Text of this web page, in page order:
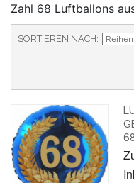
Zahl 68 Luftballons
SORTIEREN NACH